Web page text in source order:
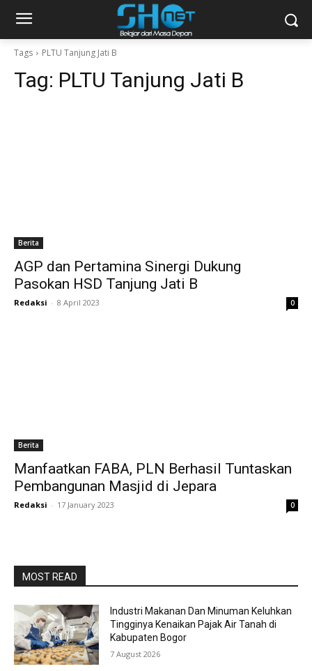
Tags PLTU Tanjung Jati B
Tag: PLTU Tanjung Jati B
Berita
AGP dan Pertamina Sinergi Dukung
Pasokan HSD Tanjung Jati B
Redaksi - 8 April 2023 0
Berita
Manfaatkan FABA, PLN Berhasil Tuntaskan
Pembangunan Masjid di Jepara
Redaksi - 17 January 2023 0
MOST READ
Industri Makanan Dan Minuman Keluhkan
Tingginya Kenaikan Pajak Air Tanah di
Kabupaten Bogor
7 August 2026